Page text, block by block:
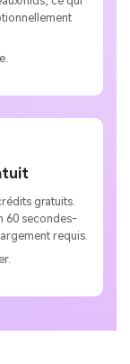
gratuits.
60 secondes-
requis.